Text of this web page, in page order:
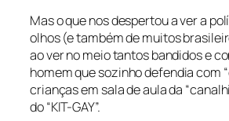
Mas o que nos despertou a ver a
olhos (e também de muitos
ao ver no meio tantos bandidos e
homem que sozinho defendia com
crianças em sala de aula da
do “KIT-GAY”.